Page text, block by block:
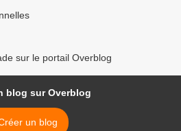
sur le portail Overblog
blog sur Overblog
un blog